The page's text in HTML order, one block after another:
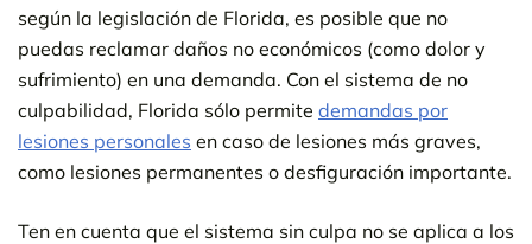
según la legislación de Florida, es posible que no
puedas reclamar daños no económicos (como dolor y
sufrimiento) en una demanda. Con el sistema de no
culpabilidad, Florida sólo permite demandas por
lesiones personales en caso de lesiones más graves,
como lesiones permanentes o desfiguración importante.
Ten en cuenta que el sistema sin culpa no se aplica a los